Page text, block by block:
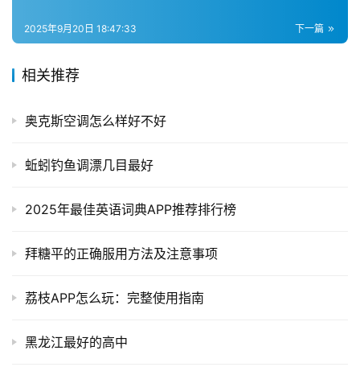
下一篇
2025年9月20日 18:47:33
相关推荐
奥克斯空调怎么样好不好
蚯蚓钓鱼调漂几目最好
2025年最佳英语词典APP推荐排行榜
拜糖平的正确服用方法及注意事项
荔枝APP怎么玩：完整使用指南
黑龙江最好的高中